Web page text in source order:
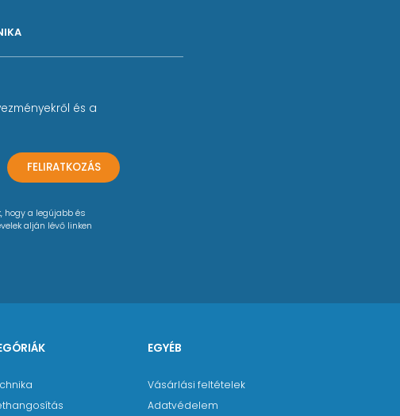
és a
FELIRATKOZÁS
hogy a legújabb és
alján lévő linken
EGYÉB
Vásárlási feltételek
Adatvédelem